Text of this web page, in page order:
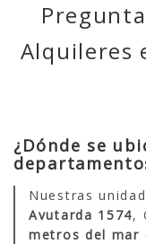
Alquileres
¿Dónde se
Nuestras
Avutarda 1574,
metros del mar